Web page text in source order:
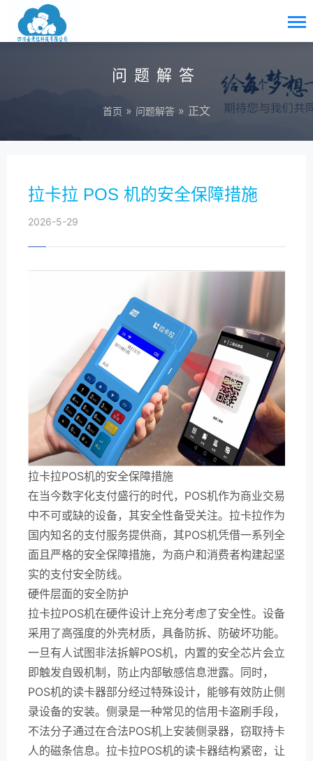
问题解答
首页 » 问题解答 » 正文
拉卡拉 POS 机的安全保障措施
2026-5-29
拉卡拉POS机的安全保障措施
在当今数字化支付盛行的时代，POS机作为商业交易
中不可或缺的设备，其安全性备受关注。拉卡拉作为
国内知名的支付服务提供商，其POS机凭借一系列全
面且严格的安全保障措施，为商户和消费者构建起坚
实的支付安全防线。
硬件层面的安全防护
拉卡拉POS机在硬件设计上充分考虑了安全性。设备
采用了高强度的外壳材质，具备防拆、防破坏功能。
一旦有人试图非法拆解POS机，内置的安全芯片会立
即触发自毁机制，防止内部敏感信息泄露。同时，
POS机的读卡器部分经过特殊设计，能够有效防止侧
录设备的安装。侧录是一种常见的信用卡盗刷手段，
不法分子通过在合法POS机上安装侧录器，窃取持卡
人的磁条信息。拉卡拉POS机的读卡器结构紧密，让